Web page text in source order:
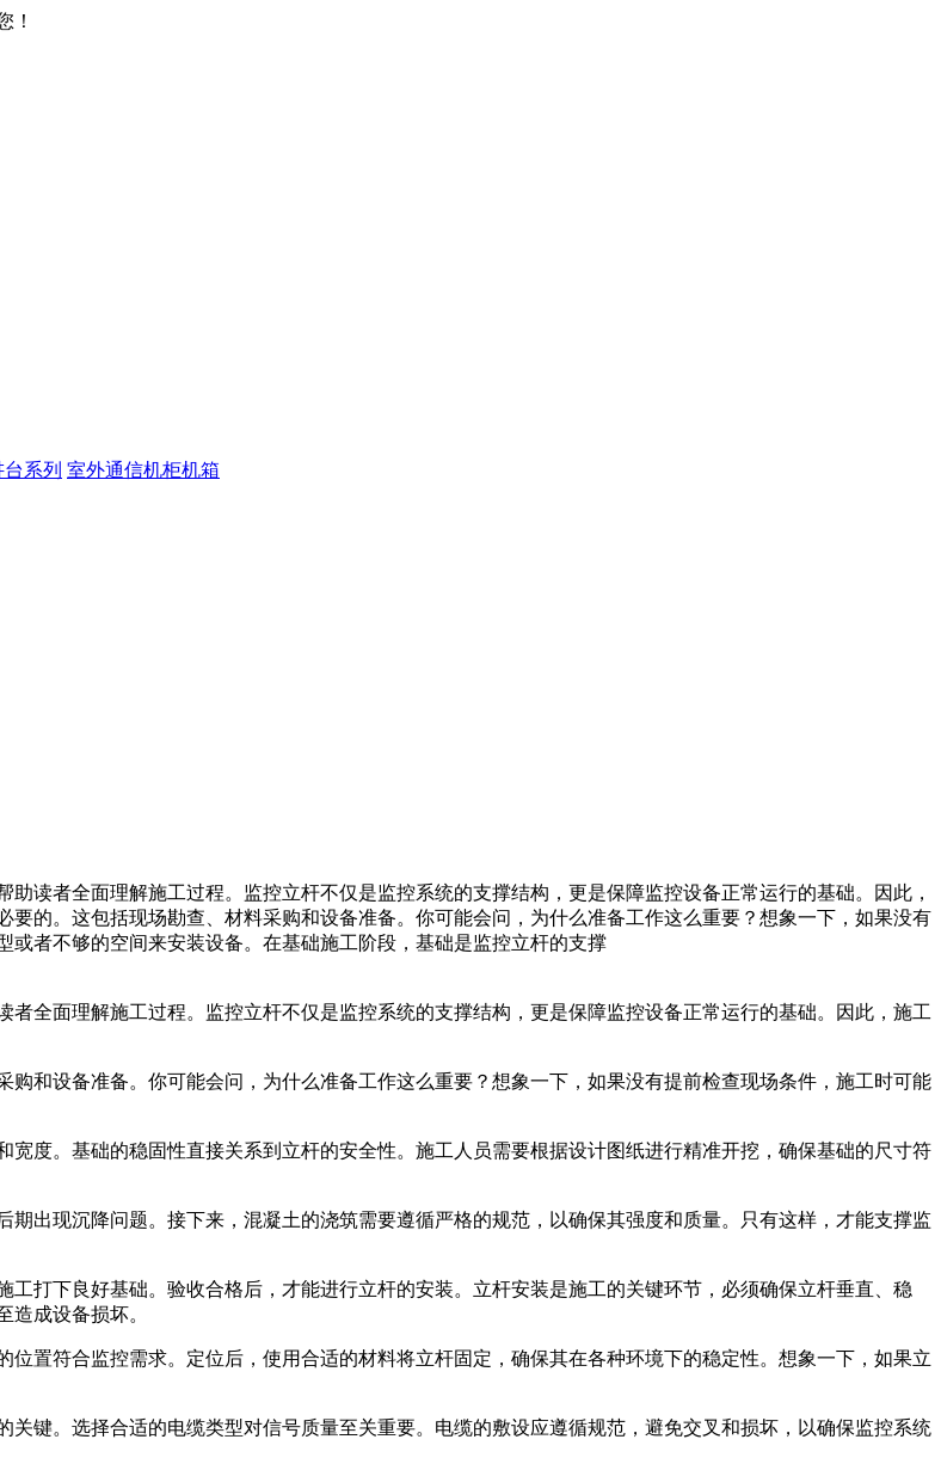
！
系列 室外通信机柜机箱
读者全面理解施工过程。监控立杆不仅是监控系统的支撑结构，更是保障监控设备正常运行的基础。因此，
的。这包括现场勘查、材料采购和设备准备。你可能会问，为什么准备工作这么重要？想象一下，如果没有
者不够的空间来安装设备。在基础施工阶段，基础是监控立杆的支撑
者全面理解施工过程。监控立杆不仅是监控系统的支撑结构，更是保障监控设备正常运行的基础。因此，施工
和设备准备。你可能会问，为什么准备工作这么重要？想象一下，如果没有提前检查现场条件，施工时可能
度。基础的稳固性直接关系到立杆的安全性。施工人员需要根据设计图纸进行精准开挖，确保基础的尺寸符
出现沉降问题。接下来，混凝土的浇筑需要遵循严格的规范，以确保其强度和质量。只有这样，才能支撑监
打下良好基础。验收合格后，才能进行立杆的安装。立杆安装是施工的关键环节，必须确保立杆垂直、稳
造成设备损坏。
置符合监控需求。定位后，使用合适的材料将立杆固定，确保其在各种环境下的稳定性。想象一下，如果立
键。选择合适的电缆类型对信号质量至关重要。电缆的敷设应遵循规范，避免交叉和损坏，以确保监控系统